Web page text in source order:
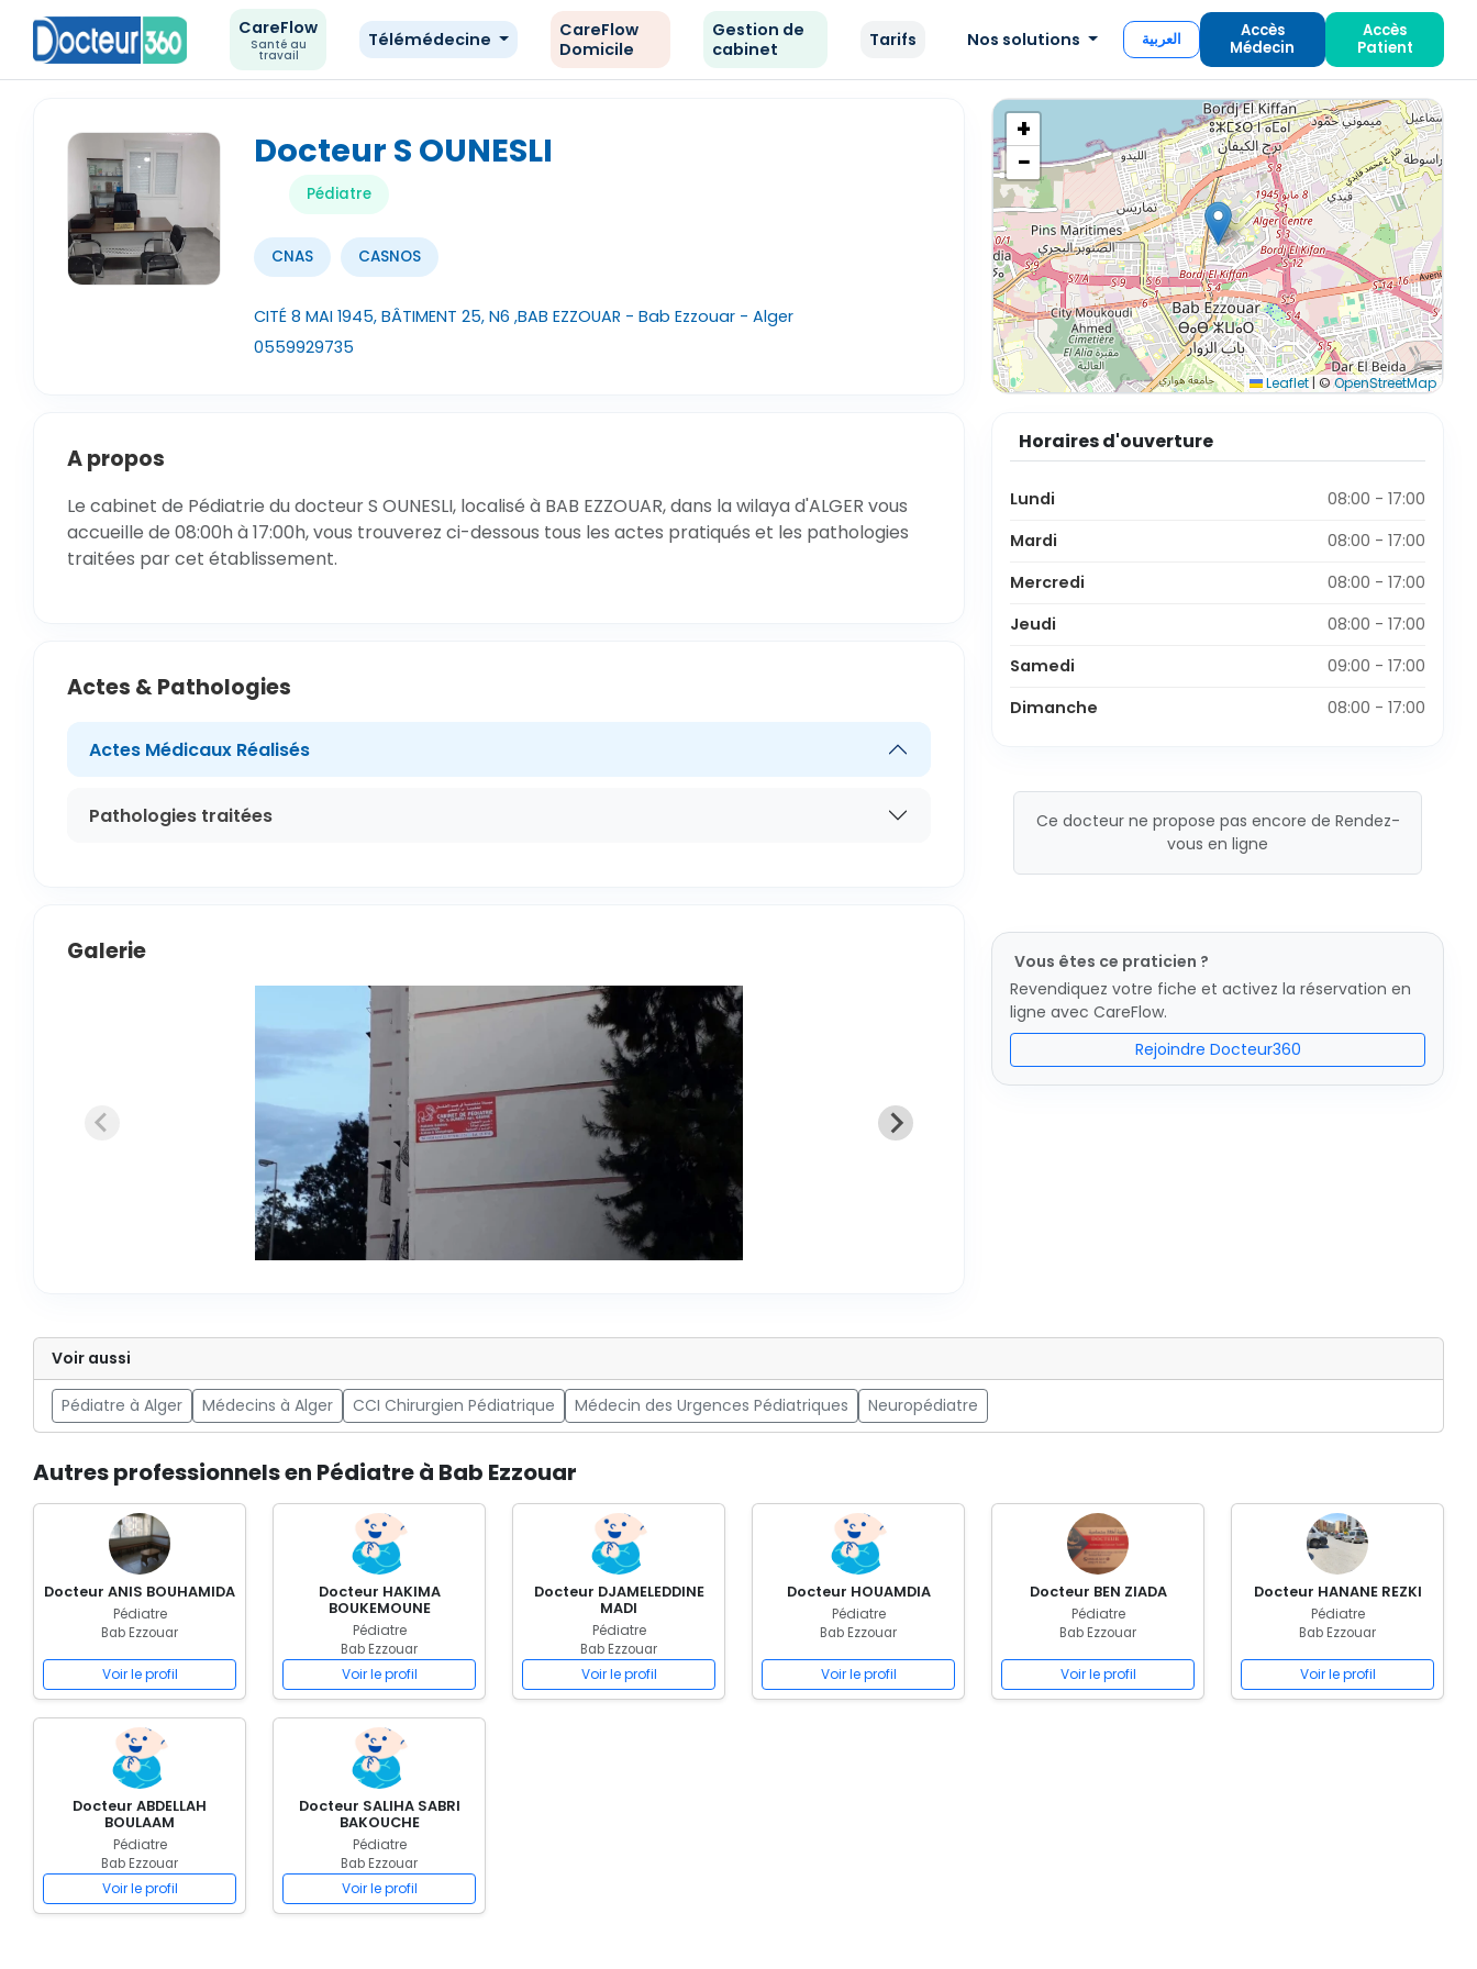
CareFlow
Santé au
travail
Télémédecine
CareFlow
Domicile
Gestion de
cabinet
Tarifs Nos solutions العربية
Accès
Médecin
Accès
Patient
Docteur S OUNESLI
Pédiatre
CNAS CASNOS
CITÉ 8 MAI 1945, BÂTIMENT 25, N6 ,BAB EZZOUAR - Bab Ezzouar - Alger
0559929735
+
−
Leaflet | ©OpenStreetMap
A propos
Le cabinet de Pédiatrie du docteur S OUNESLI, localisé à BAB EZZOUAR, dans la wilaya d'ALGER vous
accueille de 08:00h à 17:00h, vous trouverez ci-dessous tous les actes pratiqués et les pathologies
traitées par cet établissement.
Actes & Pathologies
Actes Médicaux Réalisés
Pathologies traitées
Galerie
Horaires d'ouverture
Lundi
08:00 - 17:00
Mardi
08:00 - 17:00
Mercredi
08:00 - 17:00
Jeudi
08:00 - 17:00
Samedi
09:00 - 17:00
Dimanche
08:00 - 17:00
Ce docteur ne propose pas encore de Rendez-
vous en ligne
Vous êtes ce praticien ?
Revendiquez votre fiche et activez la réservation en
ligne avec CareFlow.
Rejoindre Docteur360
Voir aussi
Pédiatre à Alger Médecins à Alger CCI Chirurgien Pédiatrique Médecin des Urgences Pédiatriques Neuropédiatre
Autres professionnels en Pédiatre à Bab Ezzouar
Docteur ANIS BOUHAMIDA
Pédiatre
Bab Ezzouar
Voir le profil
Docteur HAKIMA
BOUKEMOUNE
Pédiatre
Bab Ezzouar
Voir le profil
Docteur DJAMELEDDINE
MADI
Pédiatre
Bab Ezzouar
Voir le profil
Docteur HOUAMDIA
Pédiatre
Bab Ezzouar
Voir le profil
Docteur BEN ZIADA
Pédiatre
Bab Ezzouar
Voir le profil
Docteur HANANE REZKI
Pédiatre
Bab Ezzouar
Voir le profil
Docteur ABDELLAH
BOULAAM
Pédiatre
Bab Ezzouar
Voir le profil
Docteur SALIHA SABRI
BAKOUCHE
Pédiatre
Bab Ezzouar
Voir le profil